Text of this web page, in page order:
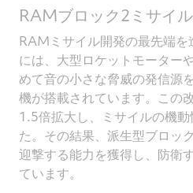
RAMブロック2ミサイル
RAMミサイル開発の最先端
には、大型ロケットモーター
めて音の小さな脅威の発信源
機が搭載されています。この
1.5倍拡大し、ミサイルの機
た。その結果、派生型ブロッ
迎撃する能力を獲得し、防衛
ています。